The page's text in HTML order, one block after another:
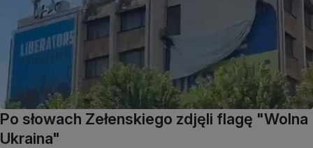
Po słowach Zełenskiego zdjęli flagę "Wolna
Ukraina"